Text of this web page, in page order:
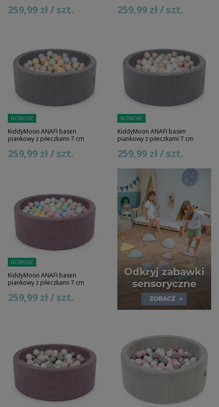
259,99 zł / szt. 259,99 zł / szt.
NOWOŚĆ
KiddyMoon ANAFI basen
piankowy z piłeczkami 7 cm
259,99 zł / szt.
NOWOŚĆ
KiddyMoon ANAFI basen
piankowy z piłeczkami 7 cm
259,99 zł / szt.
NOWOŚĆ
KiddyMoon ANAFI basen
piankowy z piłeczkami 7 cm
259,99 zł / szt.